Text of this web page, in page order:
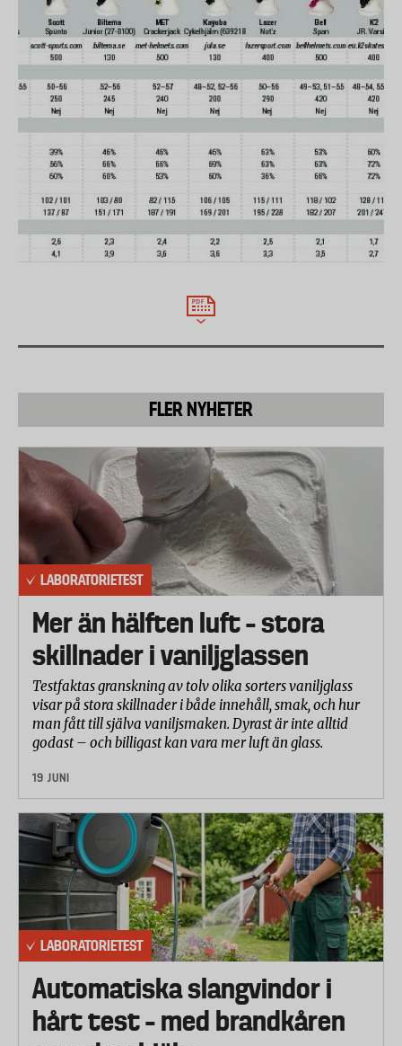
fronten mot ett kantstäd (motsvarande en
trottoarkant) och dels med sidan mot ett platt städ.
Hjälm 2 konditionerades till -20°C och släpptes dels
med ovansidan mot platt städ och dels med
baksidan mot kantstädet.
Hjälmarnas skydd mot rotation av huvudet vid
sneda islag
Hjälmarna släpps med en hastighet av 22 km/h mot
ett lutande plan (45°) för att simulera olika typer av
olyckor. Testet utfördes i rumstemperatur.
Träffpunkterna bygger på statistik från verkliga
Detta motsvarar till exempel ett fall över styret
samtidigt som kroppen roterar 90 grader. 2. Snett
islag på ovansidan av hjälmen. Detta motsvarar ett
exempel vid en kraftig inbromsning och att
framhjulet låser sig. 3. Snett islag mot sidan av
hjälmen. Detta motsvarar ett fall åt sidan som till
exempel när framhjulet glider åt sidan i en kurva på
grund av is eller grus. Vid testerna mäts dels g-
krafterna som når huvudet, dels hur mycket
huvudet roterar inuti hjälmen (rotationsacceleration
och rotationshastighet).
Alla mätvärden har därefter stoppats in ett program
skapat av forskare vid KTH där man analyserar
risken för skador. Här används en modell av
människohjärnan där man får fram töjningen i
procent i den grå hjärnvävnaden. Utifrån dessa
värden går det även att bestämma den procentuella
risken för hjärnskakning.
FLER NYHETER
LABORATORIETEST
Mer än hälften luft – stora
skillnader i vaniljglassen
Testfaktas granskning av tolv olika sorters vaniljglass
visar på stora skillnader i både innehåll, smak, och hur
man fått till själva vaniljsmaken. Dyrast är inte alltid
godast – och billigast kan vara mer luft än glass.
19 JUNI
LABORATORIETEST
Automatiska slangvindor i
hårt test – med brandkåren